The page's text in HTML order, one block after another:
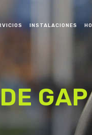
KARATE KIDS
BAILE MODERNO
INSTALACIONES